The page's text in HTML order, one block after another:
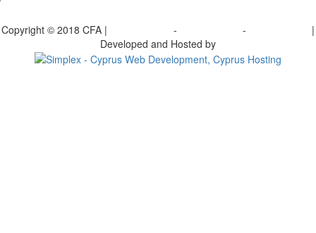
Copyright © 2018 CFA | - -
|
Developed and Hosted by